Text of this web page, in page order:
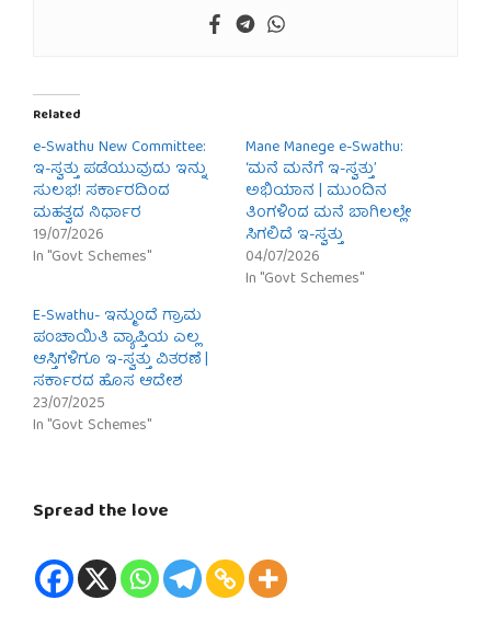
Related
e-Swathu New Committee:
ಇ-ಸ್ವತ್ತು ಪಡೆಯುವುದು ಇನ್ನು
ಸುಲಭ! ಸರ್ಕಾರದಿಂದ
ಮಹತ್ವದ ನಿರ್ಧಾರ
19/07/2026
In "Govt Schemes"
Mane Manege e-Swathu:
‘ಮನೆ ಮನೆಗೆ ಇ-ಸ್ವತ್ತು’
ಅಭಿಯಾನ | ಮುಂದಿನ
ತಿಂಗಳಿಂದ ಮನೆ ಬಾಗಿಲಲ್ಲೇ
ಸಿಗಲಿದೆ ಇ-ಸ್ವತ್ತು
04/07/2026
In "Govt Schemes"
E-Swathu- ಇನ್ಮುಂದೆ ಗ್ರಾಮ
ಪಂಚಾಯಿತಿ ವ್ಯಾಪ್ತಿಯ ಎಲ್ಲ
ಆಸ್ತಿಗಳಿಗೂ ಇ-ಸ್ವತ್ತು ವಿತರಣೆ |
ಸರ್ಕಾರದ ಹೊಸ ಆದೇಶ
23/07/2025
In "Govt Schemes"
Spread the love